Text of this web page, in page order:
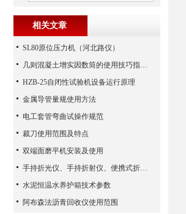
相关文章
SL80原位压力机（河北路仪）
几则混凝土增实因数筒的使用技巧指导分享
HZB-25自闭性试验机设备运行原理
金属导管量规使用方法
电工套管弯曲试操作规范
裁刀使用范围及特点
双端面磨平机安装及使用
手持折光仪、手持折射仪、便携式折光仪（河北路仪）
水泥恒温水养护箱技术参数
阿布森法沥青回收仪使用范围